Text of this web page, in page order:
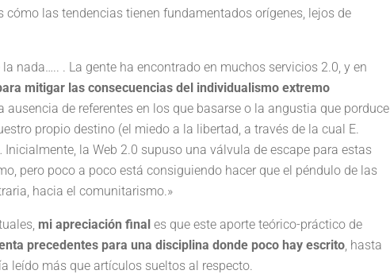
las tendencias tienen fundamentados orígenes, lejos de
la nada….. . La gente ha encontrado en muchos servicios 2.0, y en
mitigar las consecuencias del individualismo extremo
ausencia de referentes en los que basarse o la angustia que porduce
propio destino (el miedo a la libertad, a través de la cual E.
la Web 2.0 supuso una válvula de escape para estas
pero poco a poco está consiguiendo hacer que el péndulo de las
hacia el comunitarismo.»
mi apreciación final es que este aporte teórico-práctico de
precedentes para una disciplina donde poco hay escrito, hasta
leído más que artículos sueltos al respecto.